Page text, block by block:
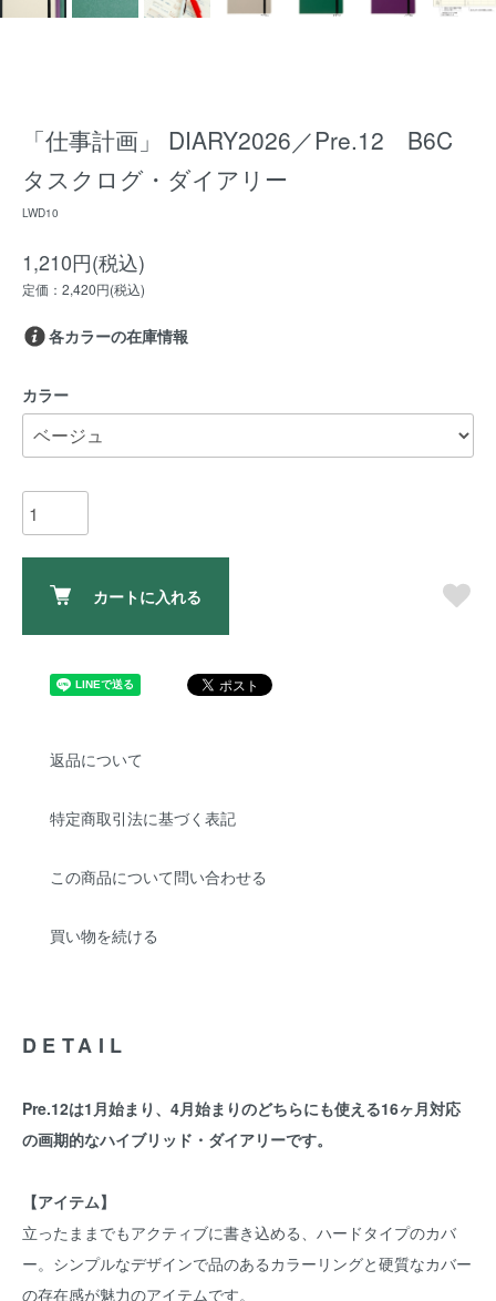
「仕事計画」 DIARY2026／Pre.12 B6C
タスクログ・ダイアリー
LWD10
1,210円(税込)
定価：2,420円(税込)
各カラーの在庫情報
カラー
カートに入れる
返品について
特定商取引法に基づく表記
この商品について問い合わせる
買い物を続ける
DETAIL
Pre.12は1月始まり、4月始まりのどちらにも使える16ヶ月対応
の画期的なハイブリッド・ダイアリーです。
【アイテム】
立ったままでもアクティブに書き込める、ハードタイプのカバ
ー。シンプルなデザインで品のあるカラーリングと硬質なカバー
の存在感が魅力のアイテムです。